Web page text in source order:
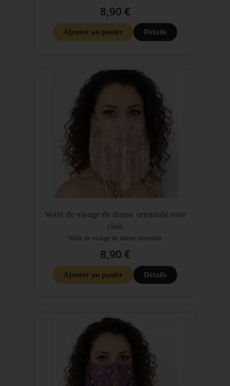
8,90 €
Ajouter au panier Détails
Voile de visage de danse orientale rose
clair
Voile de visage de danse orientale
8,90 €
Ajouter au panier Détails